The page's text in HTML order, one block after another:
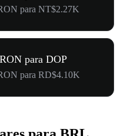
para NT$2.27K
para DOP
para RD$4.10K